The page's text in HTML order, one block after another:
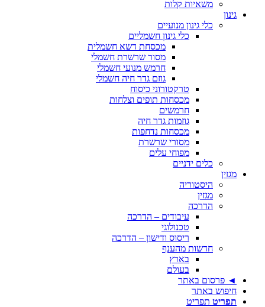
משאיות קלות
גינון
כלי גינון מנועיים
כלי גינון חשמליים
מכסחת דשא חשמלית
מסור שרשרת חשמלי
חרמש מנועי חשמלי
גוזם גדר חיה חשמלי
טרקטורוני כיסוח
מכסחות תופים וצלחות
חרמשים
גוזמות גדר חיה
מכסחות נדחפות
מסורי שרשרת
מפוחי עלים
כלים ידניים
מגזין
היסטוריה
מגזין
הדרכה
עיבודים – הדרכה
טכנולוגי
ריסוס ודישון – הדרכה
חדשות מהענף
בארץ
בעולם
◄ פרסום באתר
חיפוש באתר
תפריט תפריט